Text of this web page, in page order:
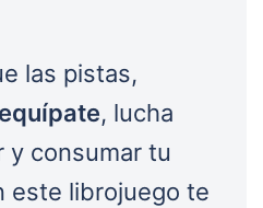
las pistas,
equípate, lucha
y consumar tu
este librojuego te